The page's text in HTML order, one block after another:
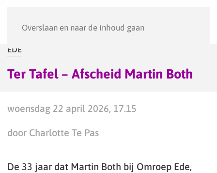
Overslaan en naar de inhoud gaan
EDE
Ter Tafel – Afscheid Martin Both
woensdag 22 april 2026, 17.15
door Charlotte Te Pas
De 33 jaar dat Martin Both bij Omroep Ede,